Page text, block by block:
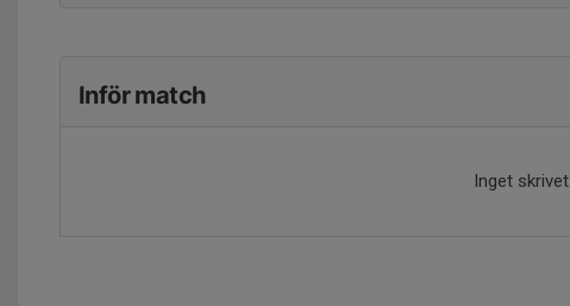
Inför match
Inget skrivet